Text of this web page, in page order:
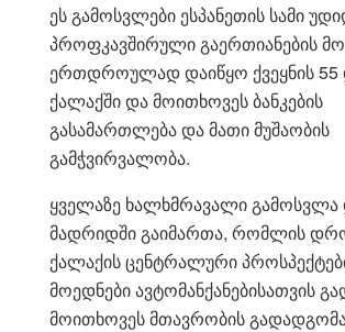
ეს გამოსვლები ესპანეთის სამი
პროფკავშირული გაერთიანების
ერთდროულად დაიწყო ქვეყნის
ქალაქში და მოითხოვეს ბანკების
გასამართლება და მათი მუშაობის
გამჭვირვალობა.
ყველაზე ხალხმრავალი
მადრიდში გაიმართა, რომლის
ქალაქის ცენტრალური
მოედნები ავტომანქანებისათვის
მოითხოვეს მთავრობის